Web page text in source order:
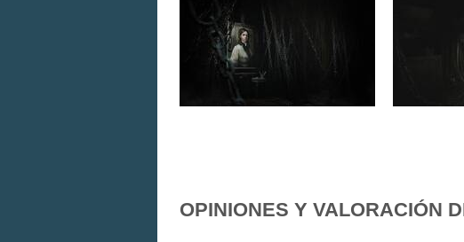
OPINIONES Y VALORACIÓN